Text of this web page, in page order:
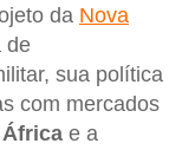
da Nova
de
sua política
com mercados
África e a